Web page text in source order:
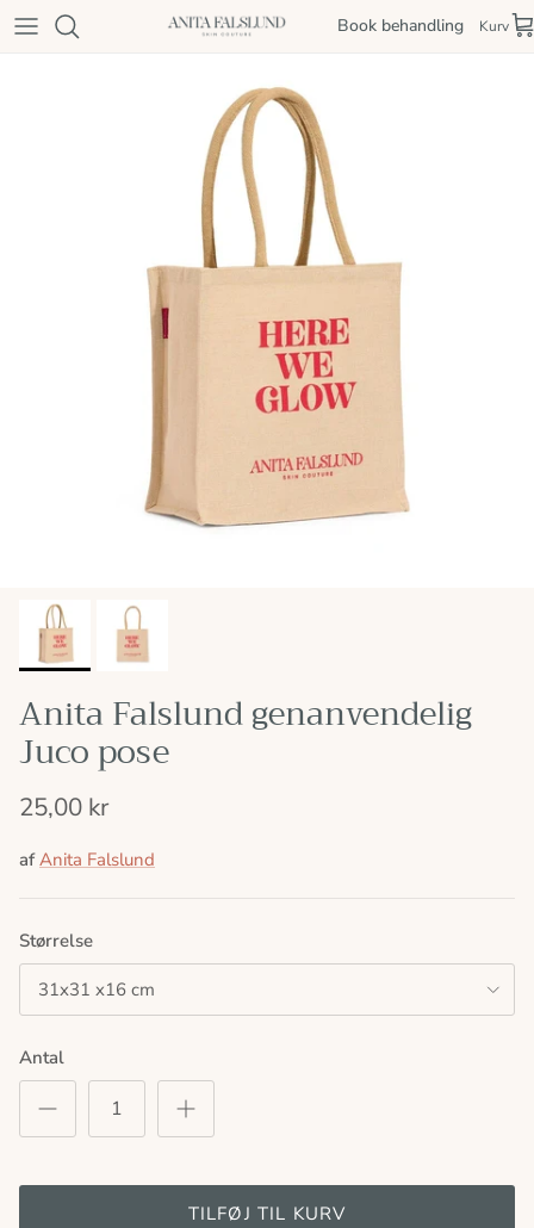
Spring til indhold
Book behandling Kurv
Anita Falslund genanvendelig
Juco pose
25,00 kr
af Anita Falslund
Størrelse
31x31 x16 cm
Antal
TILFØJ TIL KURV